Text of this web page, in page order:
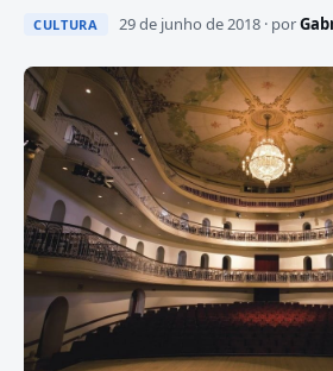
CULTURA 29 de junho de 2018 · por